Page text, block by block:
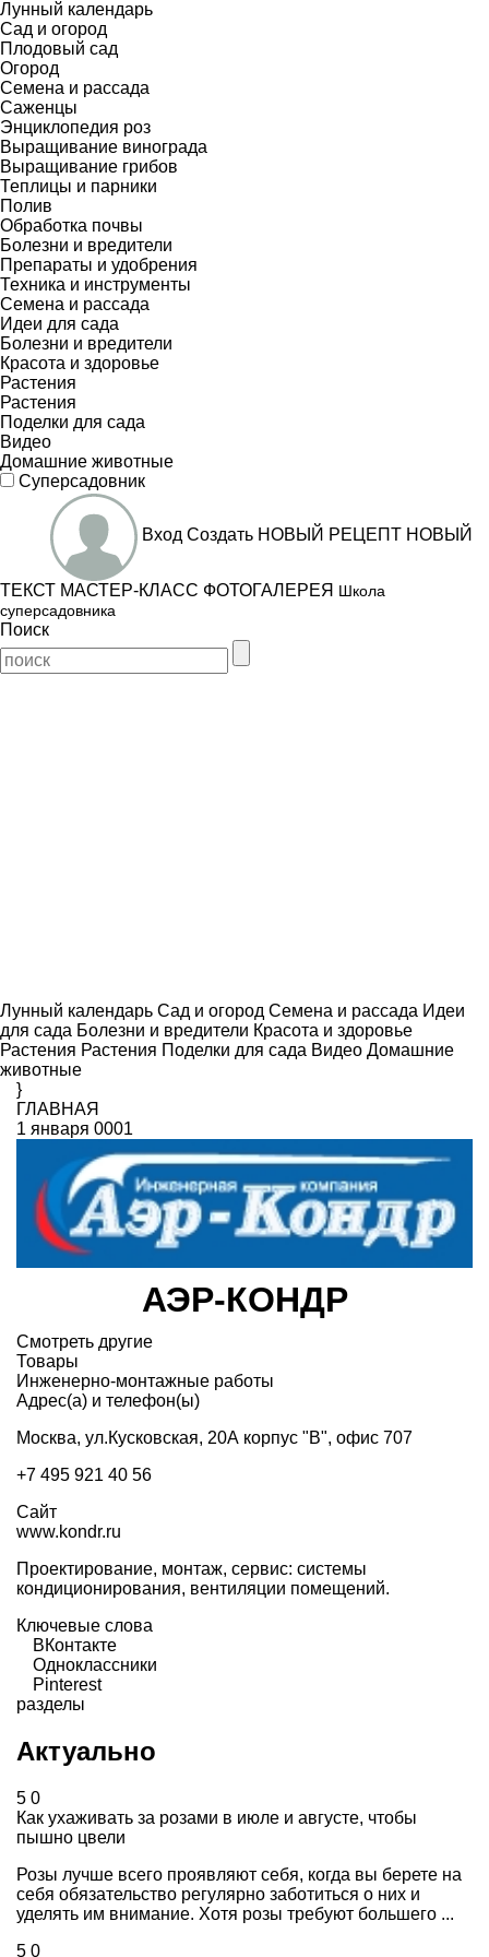
Лунный календарь
Сад и огород
Плодовый сад
Огород
Семена и рассада
Саженцы
Энциклопедия роз
Выращивание винограда
Выращивание грибов
Теплицы и парники
Полив
Обработка почвы
Болезни и вредители
Препараты и удобрения
Техника и инструменты
Семена и рассада
Идеи для сада
Болезни и вредители
Красота и здоровье
Растения
Растения
Поделки для сада
Видео
Домашние животные
Суперсадовник
Вход Создать НОВЫЙ РЕЦЕПТ НОВЫЙ
ТЕКСТ МАСТЕР-КЛАСС ФОТОГАЛЕРЕЯ Школа
суперсадовника
Поиск
Лунный календарь Сад и огород Семена и рассада Идеи
для сада Болезни и вредители Красота и здоровье
Растения Растения Поделки для сада Видео Домашние
животные
}
ГЛАВНАЯ
1 января 0001
АЭР-КОНДР
Смотреть другие
Товары
Инженерно-монтажные работы
Адрес(а) и телефон(ы)
Москва, ул.Кусковская, 20А корпус "В", офис 707
+7 495 921 40 56
Сайт
www.kondr.ru
Проектирование, монтаж, сервис: системы
кондиционирования, вентиляции помещений.
Ключевые слова
ВКонтакте
Одноклассники
Pinterest
разделы
Актуально
5 0
Как ухаживать за розами в июле и августе, чтобы
пышно цвели
Розы лучше всего проявляют себя, когда вы берете на
себя обязательство регулярно заботиться о них и
уделять им внимание. Хотя розы требуют большего ...
5 0